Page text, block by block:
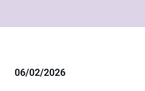
06/02/2026